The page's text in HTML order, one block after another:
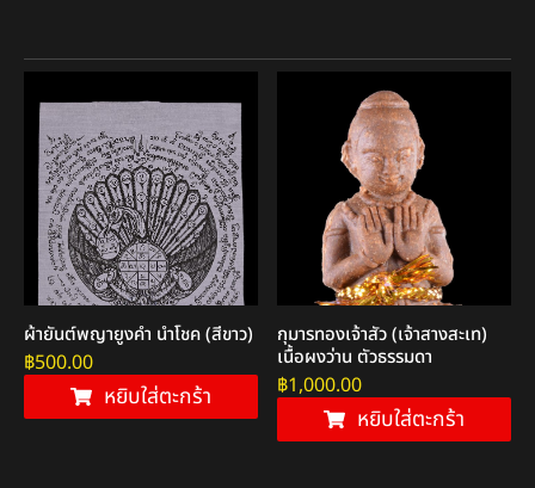
ผ้ายันต์พญายูงคำ นำโชค (สีขาว)
฿500.00
หยิบใส่ตะกร้า
กุมารทองเจ้าสัว (เจ้าสางสะเท)
เนื้อผงว่าน ตัวธรรมดา
฿1,000.00
หยิบใส่ตะกร้า